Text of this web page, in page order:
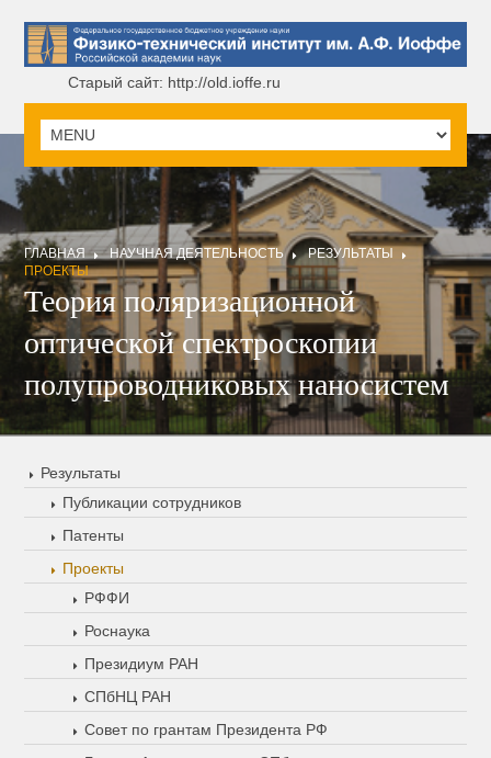
Старый сайт: http://old.ioffe.ru
ГЛАВНАЯ НАУЧНАЯ ДЕЯТЕЛЬНОСТЬ
РЕЗУЛЬТАТЫ
ПРОЕКТЫ
Теория поляризационной
оптической спектроскопии
полупроводниковых наносистем
Результаты
Публикации сотрудников
Патенты
Проекты
РФФИ
Роснаука
Президиум РАН
СПбНЦ РАН
Совет по грантам Президента РФ